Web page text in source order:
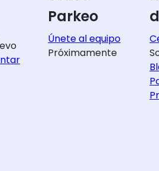
Parkeo
Únete al equipo
Próximamente